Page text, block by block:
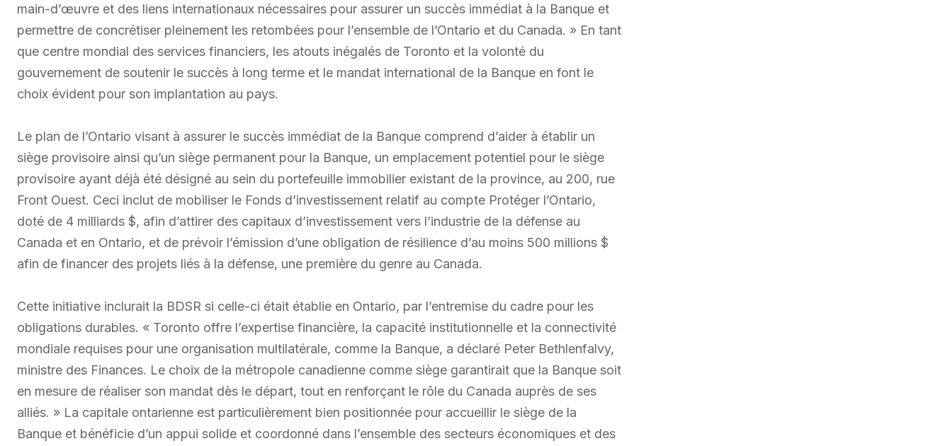
main-d’œuvre et des liens internationaux nécessaires pour assurer un succès immédiat à la Banque et
permettre de concrétiser pleinement les retombées pour l’ensemble de l’Ontario et du Canada. » En tant
que centre mondial des services financiers, les atouts inégalés de Toronto et la volonté du
gouvernement de soutenir le succès à long terme et le mandat international de la Banque en font le
choix évident pour son implantation au pays.
Le plan de l’Ontario visant à assurer le succès immédiat de la Banque comprend d’aider à établir un
siège provisoire ainsi qu’un siège permanent pour la Banque, un emplacement potentiel pour le siège
provisoire ayant déjà été désigné au sein du portefeuille immobilier existant de la province, au 200, rue
Front Ouest. Ceci inclut de mobiliser le Fonds d’investissement relatif au compte Protéger l’Ontario,
doté de 4 milliards $, afin d’attirer des capitaux d’investissement vers l’industrie de la défense au
Canada et en Ontario, et de prévoir l’émission d’une obligation de résilience d’au moins 500 millions $
afin de financer des projets liés à la défense, une première du genre au Canada.
Cette initiative inclurait la BDSR si celle-ci était établie en Ontario, par l’entremise du cadre pour les
obligations durables. « Toronto offre l’expertise financière, la capacité institutionnelle et la connectivité
mondiale requises pour une organisation multilatérale, comme la Banque, a déclaré Peter Bethlenfalvy,
ministre des Finances. Le choix de la métropole canadienne comme siège garantirait que la Banque soit
en mesure de réaliser son mandat dès le départ, tout en renforçant le rôle du Canada auprès de ses
alliés. » La capitale ontarienne est particulièrement bien positionnée pour accueillir le siège de la
Banque et bénéficie d’un appui solide et coordonné dans l’ensemble des secteurs économiques et des